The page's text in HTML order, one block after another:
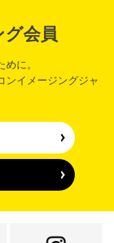
会員
に。
ンイメージングジャ